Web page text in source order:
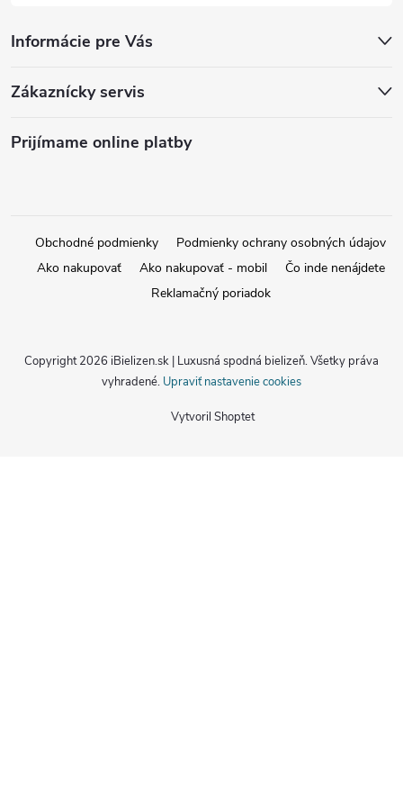
Informácie pre Vás
Zákaznícky servis
Prijímame online platby
Obchodné podmienky
Podmienky ochrany osobných údajov
Ako nakupovať
Ako nakupovať - mobil
Čo inde nenájdete
Reklamačný poriadok
Vytvoril Shoptet
Copyright 2026 iBielizen.sk | Luxusná spodná bielizeň. Všetky práva
vyhradené. Upraviť nastavenie cookies